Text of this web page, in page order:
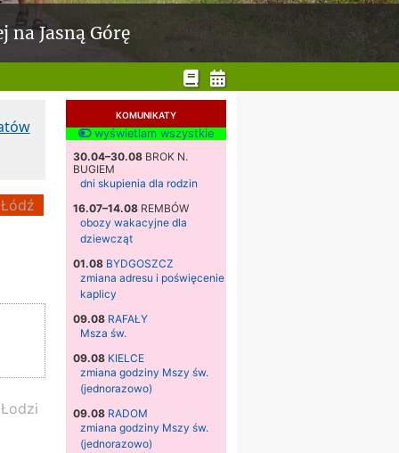
Jasną Górę
KOMUNIKATY
wyświetlam wszystkie
30.04–30.08BROK N.
BUGIEM
dni skupienia dla rodzin
16.07–14.08REMBÓW
obozy wakacyjne dla
dziewcząt
01.08 BYDGOSZCZ
zmiana adresu i poświęcenie
kaplicy
09.08 RAFAŁY
Msza św.
09.08 KIELCE
zmiana godziny Mszy św.
(jednorazowo)
09.08 RADOM
zmiana godziny Mszy św.
(jednorazowo)